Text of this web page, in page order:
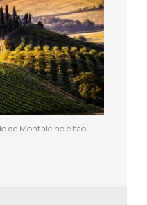
de Montalcino é tão